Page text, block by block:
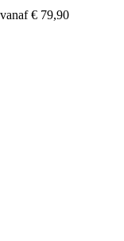
vanaf € 79,90